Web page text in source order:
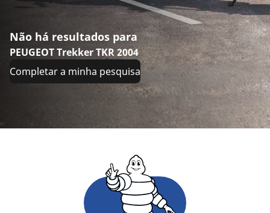
Não há resultados para
PEUGEOT Trekker TKR 2004
Completar a minha pesquisa